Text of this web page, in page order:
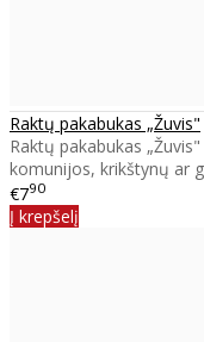
Raktų pakabukas „Žuvis"
Raktų pakabukas
komunijos, krikštynų ar
€790
Į krepšelį